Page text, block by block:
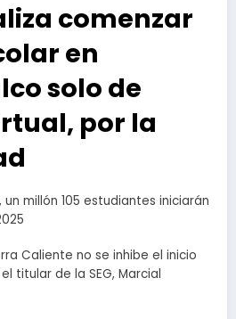
comenzar
en
solo de
por la
millón 105 estudiantes iniciarán
Caliente no se inhibe el inicio
titular de la SEG, Marcial